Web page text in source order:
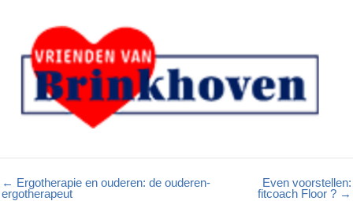
← Ergotherapie en ouderen: de ouderen-
ergotherapeut
Even voorstellen:
fitcoach Floor ? →